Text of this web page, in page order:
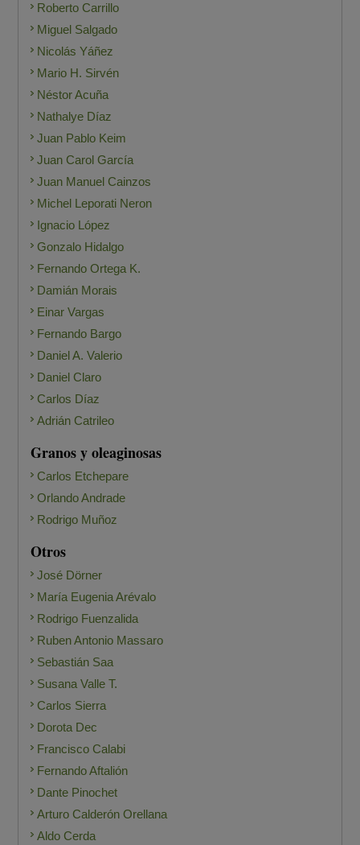
Roberto Carrillo
Miguel Salgado
Nicolás Yáñez
Mario H. Sirvén
Néstor Acuña
Nathalye Díaz
Juan Pablo Keim
Juan Carol García
Juan Manuel Cainzos
Michel Leporati Neron
Ignacio López
Gonzalo Hidalgo
Fernando Ortega K.
Damián Morais
Einar Vargas
Fernando Bargo
Daniel A. Valerio
Daniel Claro
Carlos Díaz
Adrián Catrileo
Granos y oleaginosas
Carlos Etchepare
Orlando Andrade
Rodrigo Muñoz
Otros
José Dörner
María Eugenia Arévalo
Rodrigo Fuenzalida
Ruben Antonio Massaro
Sebastián Saa
Susana Valle T.
Carlos Sierra
Dorota Dec
Francisco Calabi
Fernando Aftalión
Dante Pinochet
Arturo Calderón Orellana
Aldo Cerda